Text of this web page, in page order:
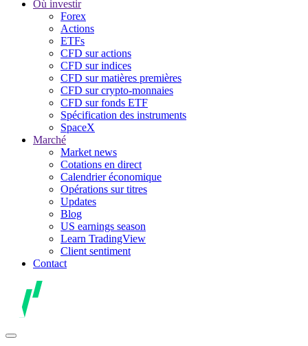
Où investir
Forex
Actions
ETFs
CFD sur actions
CFD sur indices
CFD sur matières premières
CFD sur crypto-monnaies
CFD sur fonds ETF
Spécification des instruments
SpaceX
Marché
Market news
Cotations en direct
Calendrier économique
Opérations sur titres
Updates
Blog
US earnings season
Learn TradingView
Client sentiment
Contact